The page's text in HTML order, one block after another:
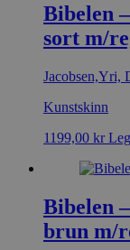
Bibelen
sort m/
Jacobsen,Yri,
Kunstskinn
1199,00 kr
Bibelen
brun m/